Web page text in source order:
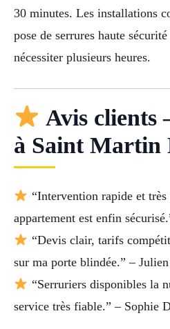
30 minutes. Les installations
pose de serrures haute
nécessiter plusieurs heures.
Avis clients
à Saint Martin
“Intervention rapide et
appartement est enfin
“Devis clair, tarifs
sur ma porte blindée.” –
“Serruriers disponibles la
service très fiable.” – Sophie